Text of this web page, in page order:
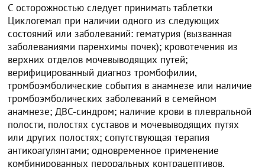
С осторожностью следует принимать таблетки
Циклогемал при наличии одного из следующих
состояний или заболеваний: гематурия (вызванная
заболеваниями паренхимы почек); кровотечения из
верхних отделов мочевыводящих путей;
верифицированный диагноз тромбофилии,
тромбоэмболические события в анамнезе или наличие
тромбоэмболических заболеваний в семейном
анамнезе; ДВС-синдром; наличие крови в плевральной
полости, полостях суставов и мочевыводящих путях
или других полостях; сопутствующая терапия
антикоагулянтами; одновременное применение
комбинированных пероральных контрацептивов,